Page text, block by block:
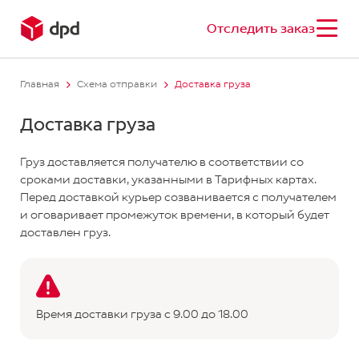
Отследить заказ
Главная Схема отправки Доставка груза
Доставка груза
Груз доставляется получателю в соответствии со
сроками доставки, указанными в Тарифных картах.
Перед доставкой курьер созванивается с получателем
и оговаривает промежуток времени, в который будет
доставлен груз.
Время доставки груза с 9.00 до 18.00